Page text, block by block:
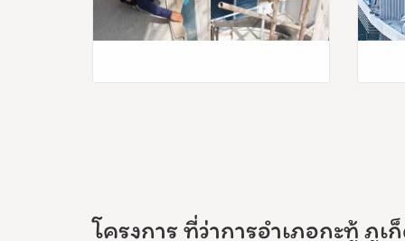
โครงการ ที่ว่าการอำเภอกะทู้ ภูเ